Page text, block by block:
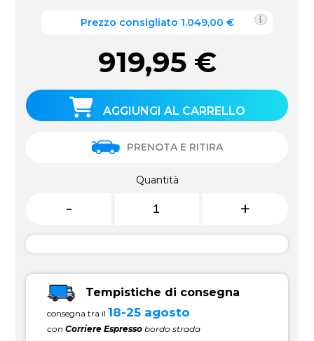
Prezzo consigliato 1.049,00 €
919,95 €
AGGIUNGI AL CARRELLO
PRENOTA E RITIRA
Quantità
- +
Tempistiche di consegna
consegna tra il 18-25 agosto
conCorriere Espresso bordo strada